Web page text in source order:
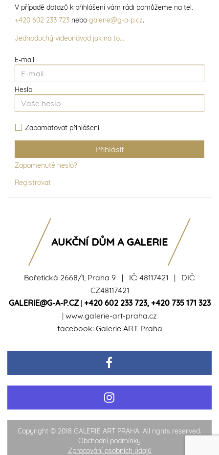
E-mail
Heslo
Zapamatovat přihlášení
Zapomenuté heslo?
Registrovat
V případě dotazů k přihlášení vám rádi pomůžeme na tel.
+420 602 233 723 nebo galerie@g-a-p.cz.
Jednoduchý videonávod jak na to...
Bořetická 2668/1, Praha 9 | IČ: 48117421 | DIČ:
CZ48117421
GALERIE@G-A-P.CZ| +420 602 233 723, +420 735 171 323
| www.galerie-art-praha.cz
facebook: Galerie ART Praha
AUKČNÍ DŮM A GALERIE
Copyright © 2018 GALERIE ART PRAHA. All rights reserved.
Obchodní podmínky
Zpracování osobních údajů